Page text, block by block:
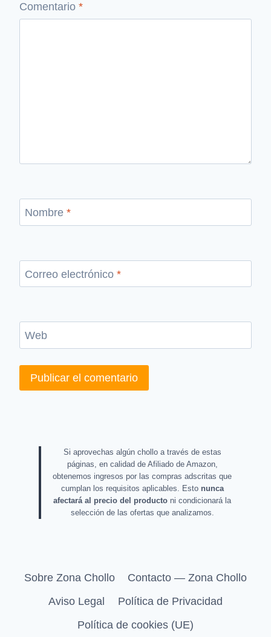
Comentario *
Nombre *
Correo electrónico *
Web
Si aprovechas algún chollo a través de estas
páginas, en calidad de Afiliado de Amazon,
obtenemos ingresos por las compras adscritas que
cumplan los requisitos aplicables. Esto nunca
afectará al precio del producto ni condicionará la
selección de las ofertas que analizamos.
Sobre Zona Chollo
Contacto — Zona Chollo
Aviso Legal
Política de Privacidad
Política de cookies (UE)